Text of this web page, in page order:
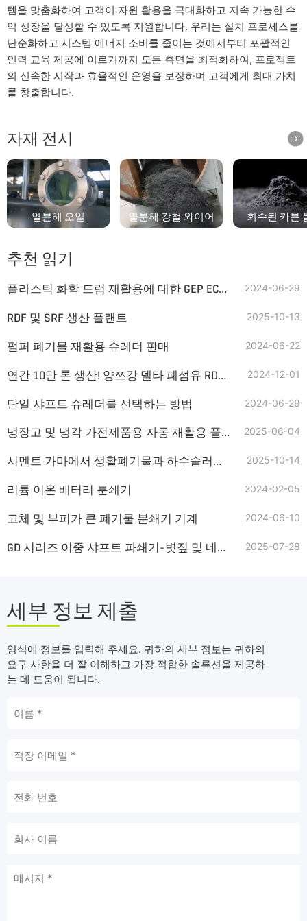
템을 맞춤화하여 고객이 자원 활용을 극대화하고 지속 가능한 수
익 성장을 달성할 수 있도록 지원합니다. 우리는 설치 프로세스를
단순화하고 시스템 에너지 소비를 줄이는 것에서부터 포괄적인
인력 교육 제공에 이르기까지 모든 측면을 최적화하여, 프로젝트
의 신속한 시작과 효율적인 운영을 보장하며 고객에게 최대 가치
를 창출합니다.
자재 전시
열분해 오일 열분해 강철 와이어 회수된 카본

추천 읽기
플라스틱 화학 드럼 재활용에 대한 GEP ECOTECH 2024-06-29
RDF 및 SRF 생산 플랜트 2025-10-13
펄퍼 폐기물 재활용 슈레더 판매 2024-06-22
연간 10만 톤 생산! 양쯔강 델타 폐섬유 RDF 생산라인이 탄소중립 목표를 지원합니다 2024-12-01
단일 샤프트 슈레더를 선택하는 방법 2024-06-28
냉장고 및 냉각 가전제품용 자동 재활용 플랜트 2025-06-04
시멘트 가마에서 생활폐기물과 하수슬러지를 공동처리하는 주요 공정 포인트 2025-10-14
리튬 이온 배터리 분쇄기 2024-02-05
고체 및 부피가 큰 폐기물 분쇄기 기계 2024-06-10
GD 시리즈 이중 샤프트 파쇄기-볏짚 및 네이피어 잔디용 바이오매스 파쇄 전문가 2025-07-28
세부 정보 제출
양식에 정보를 입력해 주세요. 귀하의 세부 정보는 귀하의
요구 사항을 더 잘 이해하고 가장 적합한 솔루션을 제공하
는 데 도움이 됩니다.